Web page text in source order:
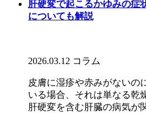
肝硬変で起こるかゆみの症
についても解説
2026.03.12 コラム
皮膚に湿疹や赤みがないの
いる場合、それは単なる乾
肝硬変を含む肝臓の病気が